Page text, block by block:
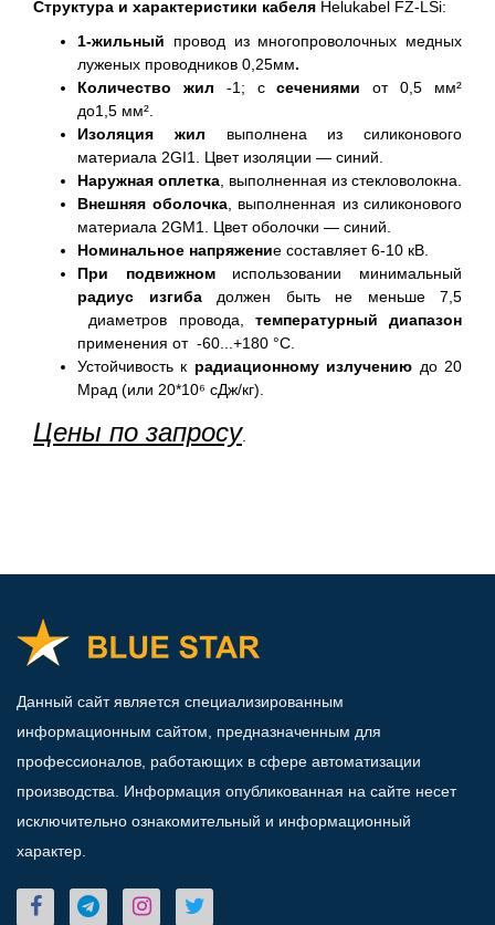
Структура и характеристики кабеля Helukabel FZ-LSi:
1-жильный провод из многопроволочных медных
луженых проводников 0,25мм.
Количество жил -1; ссечениямиот
0,5 мм²
до1,5 мм².
Изоляция жил выполнена из силиконового
материала 2GI1. Цвет изоляции — синий.
Наружная оплетка , выполненная из стекловолокна.
Внешняя оболочка, выполненная из силиконового
материала 2GM1. Цвет оболочки — синий.
Номинальное напряжение составляет 6-10 кВ.
При подвижномиспользовании минимальный
радиус изгибадолжен быть не меньше 7,5
диаметров провода, температурный диапазон
применения от -60...+180 °С.
Устойчивость к радиационному излучению до 20
Мрад (или 20*10⁶ сДж/кг).
Цены по запросу
Данный сайт является специализированным
информационным сайтом, предназначенным для
профессионалов, работающих в сфере автоматизации
производства. Информация опубликованная на сайте несет
исключительно ознакомительный и информационный
характер.